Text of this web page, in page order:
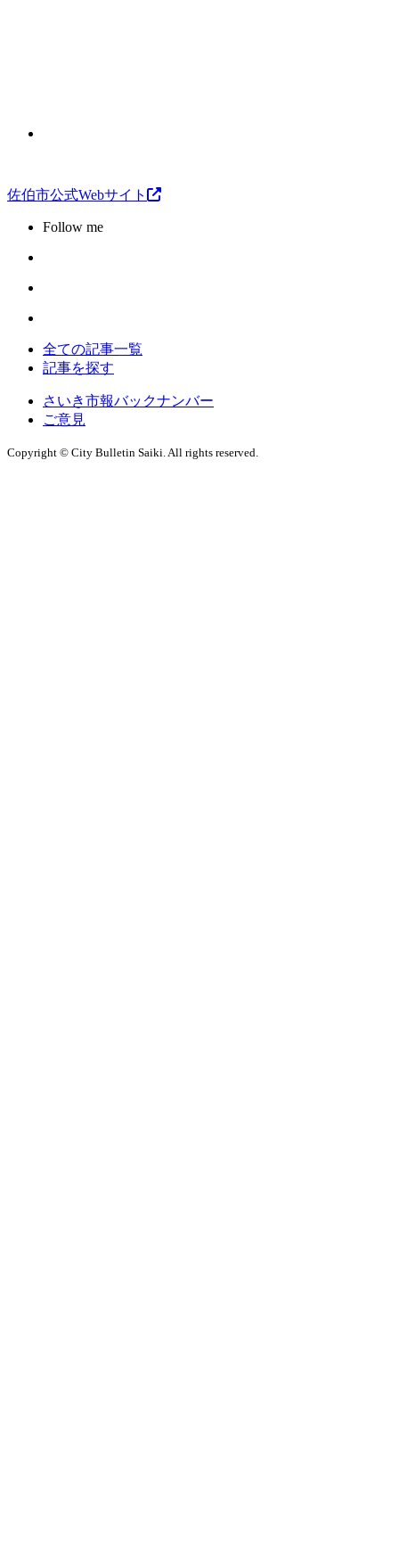
佐伯市公式Webサイト
Follow me
全ての記事一覧
記事を探す
さいき市報バックナンバー
ご意見
Copyright © City Bulletin Saiki. All rights reserved.